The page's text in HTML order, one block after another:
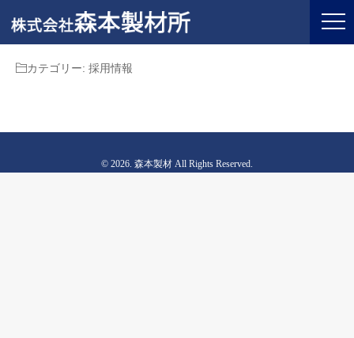
カテゴリー: 採用情報
© 2026. 森本製材 All Rights Reserved.